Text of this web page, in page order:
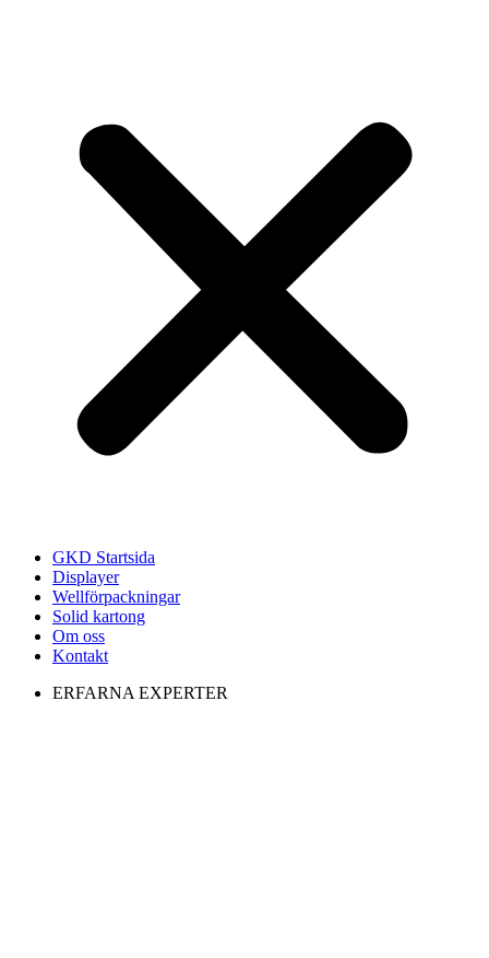
GKD Startsida
Displayer
Wellförpackningar
Solid kartong
Om oss
Kontakt
ERFARNA EXPERTER